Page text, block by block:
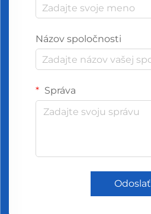
Názov spoločnosti
Správa
Odoslať